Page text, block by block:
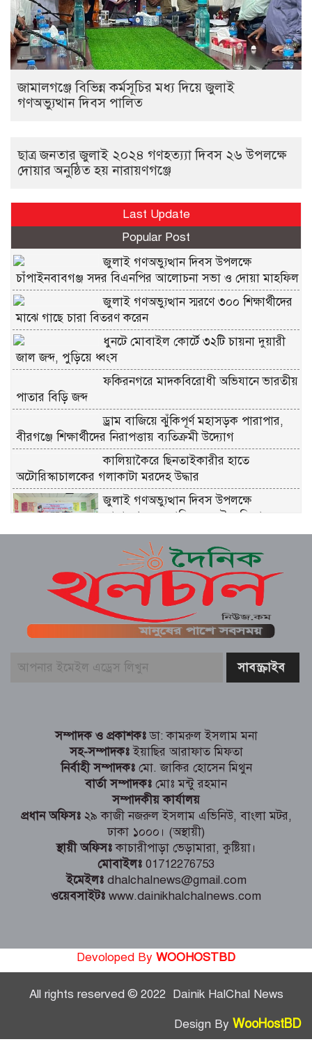
জামালগঞ্জে বিভিন্ন কর্মসূচির মধ্য দিয়ে জুলাই
গণঅভ্যুত্থান দিবস পালিত
ছাত্র জনতার জুলাই ২০২৪ গণহত্য্যা দিবস ২৬ উপলক্ষে
দোয়ার অনুষ্ঠিত হয় নারায়ণগঞ্জে
Last Update
Popular Post
জুলাই গণঅভ্যুত্থান দিবস উপলক্ষে
চাঁপাইনবাবগঞ্জ সদর বিএনপির আলোচনা সভা ও দোয়া মাহফিল
জুলাই গণঅভ্যুত্থান স্মরণে ৩০০ শিক্ষার্থীদের
মাঝে গাছে চারা বিতরণ করেন
ধুনটে মোবাইল কোর্টে ৩২টি চায়না দুয়ারী
জাল জব্দ, পুড়িয়ে ধ্বংস
ফকিরনগরে মাদকবিরোধী অভিযানে ভারতীয়
পাতার বিড়ি জব্দ
ড্রাম বাজিয়ে ঝুঁকিপূর্ণ মহাসড়ক পারাপার,
বীরগঞ্জে শিক্ষার্থীদের নিরাপত্তায় ব্যতিক্রমী উদ্যোগ
কালিয়াকৈরে ছিনতাইকারীর হাতে
অটোরিস্কাচালকের গলাকাটা মরদেহ উদ্ধার
জুলাই গণঅভ্যুত্থান দিবস উপলক্ষে
জামালগঞ্জ সরকারি মডেল উচ্চ বিদ্যালয়ে
আলোচনা সভা ও দোয়া মাহফিল
চাঁপাইনবাবগঞ্জে অবৈধ সীসা কারখানায়
ভ্রাম্যমাণ আদালত ৮ জনের কারাদণ্ড ও
জরিমানা
সীতাকুণ্ডে বিএনপির বর্ণাঢ্য র‍্যালী ও সমাবেশ
অনুষ্ঠিত
নওগাঁয় ফল ব্যবসায়ীকে হাতুড়ি-হেলমেট
পেটা করে ক্যাশ বক্সের সাড়ে ৫ লাখ টাকা
সম্পাদক ও প্রকাশকঃডা: কামরুল ইসলাম মনা
সহ-সম্পাদকঃইয়াছির আরাফাত মিফতা
নির্বাহী সম্পাদকঃমো. জাকির হোসেন মিথুন
বার্তা সম্পাদকঃ মোঃ মন্টু রহমান
সম্পাদকীয় কার্যালয়
প্রধান অফিসঃ২৯ কাজী নজরুল ইসলাম এভিনিউ, বাংলা মটর,
ঢাকা ১০০০। (অস্থায়ী)
স্থায়ী অফিসঃকাচারীপাড়া ভেড়ামারা, কুষ্টিয়া।
মোবাইলঃ 01712276753
ইমেইলঃdhalchalnews@gmail.com
ওয়েবসাইটঃ www.dainikhalchalnews.com
Devoloped By WOOHOSTBD
All rights reserved © 2022 Dainik HalChal News
Design By WooHostBD